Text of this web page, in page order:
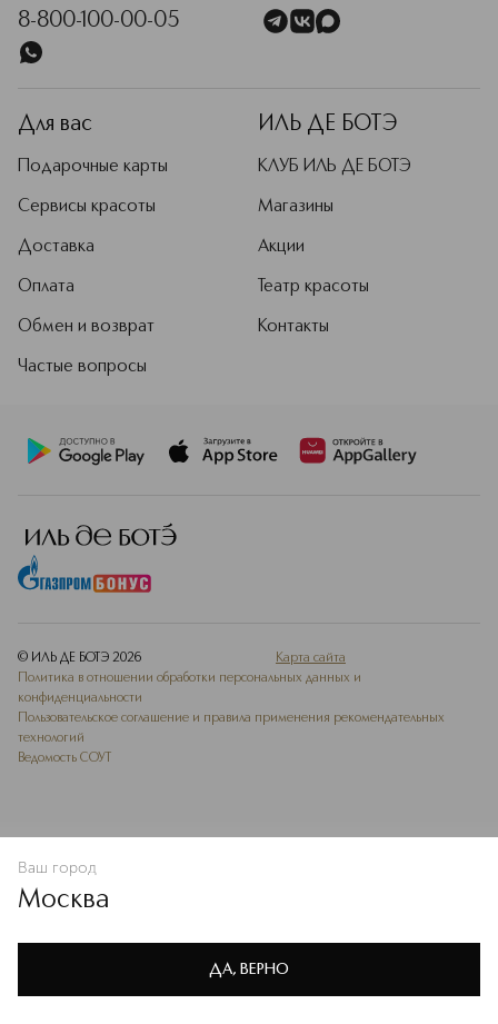
Политике конфиденциальности
В КОРЗИНУ
8-800-100-00-05
Для вас
Подарочные карты
Сервисы красоты
Доставка
Оплата
Обмен и возврат
Частые вопросы
ИЛЬ ДЕ БОТЭ
КЛУБ ИЛЬ ДЕ БОТЭ
Магазины
Акции
Театр красоты
Контакты
© ИЛЬ ДЕ БОТЭ 2026
Карта сайта
Политика в отношении обработки персональных данных и
конфиденциальности
Пользовательское соглашение и правила применения рекомендательных
технологий
Ведомость СОУТ
Ваш город
Москва
ДА, ВЕРНО